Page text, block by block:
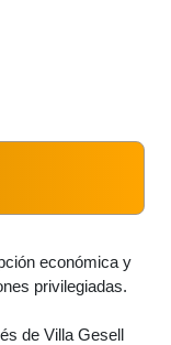
económica y
privilegiadas.
de Villa Gesell